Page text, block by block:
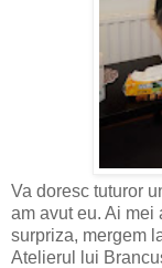
Va doresc tuturor
am avut eu. Ai mei
surpriza, mergem
Atelierul lui